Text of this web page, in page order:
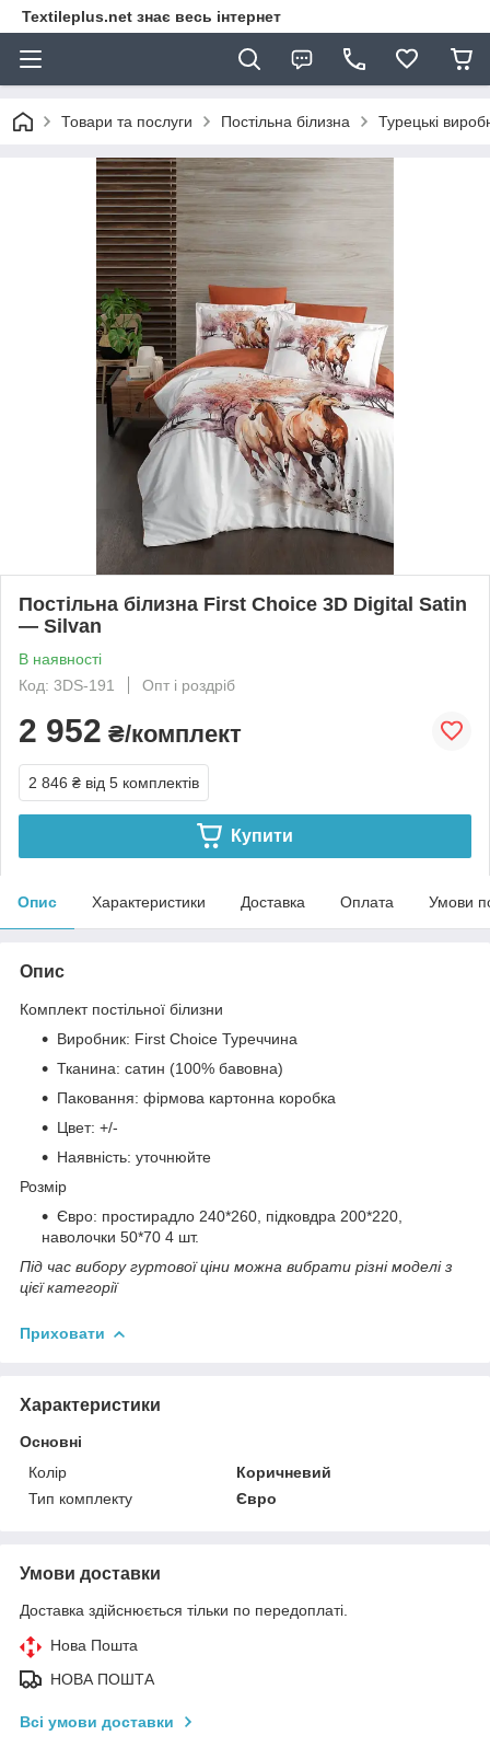
Textileplus.net знає весь інтернет
Товари та послуги Постільна білизна Турецькі
Постільна білизна First Choice 3D Digital Satin
— Silvan
В наявності
Код: 3DS-191
Опт і роздріб
2 952 ₴/комплект
2 846 ₴ від 5 комплектів
Купити
Опис Характеристики Доставка Оплата Умови
Опис
Комплект постільної білизни
Виробник: First Choice Туреччина
Тканина: сатин (100% бавовна)
Паковання: фірмова картонна коробка
Цвет: +/-
Наявність: уточнюйте
Розмір
Євро: простирадло 240*260, підковдра 200*220,
наволочки 50*70 4 шт.
Під час вибору гуртової ціни можна вибрати різні моделі з
цієї категорії
Приховати
Характеристики
Основні
Колір
Коричневий
Тип комплекту
Євро
Умови доставки
Доставка здійснюється тільки по передоплаті.
Нова Пошта
НОВА ПОШТА
Всі умови доставки